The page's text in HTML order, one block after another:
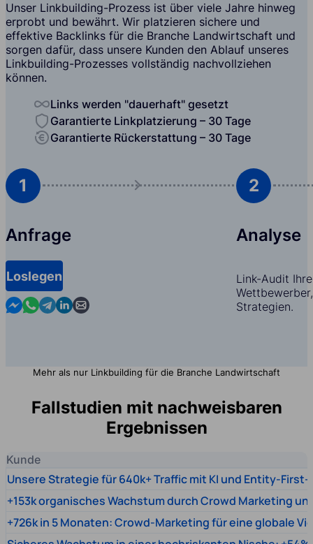
Unser Linkbuilding-Prozess ist über viele Jahre hinweg
erprobt und bewährt. Wir platzieren sichere und
effektive Backlinks für die Branche Landwirtschaft und
sorgen dafür, dass unsere Kunden den Ablauf unseres
Linkbuilding-Prozesses vollständig nachvollziehen
können.
Links werden "dauerhaft" gesetzt
Garantierte Linkplatzierung – 30 Tage
Garantierte Rückerstattung – 30 Tage
1
Anfrage
Loslegen
Contact us in Messenger
Contact us in WhatsApp
Contact us in Telegram
Contact us in Linkedin
Contact us by email
2
Analyse
Link-Audit
Strategien.
Mehr als nur Linkbuilding für die Branche Landwirtschaft
Fallstudien mit nachweisbaren
Ergebnissen
Kunde
Unsere Strategie für 640k+ Traffic mit KI und Entity-
+153k organisches Wachstum durch Crowd Marketing
+726k in 5 Monaten: Crowd-Marketing für eine globale